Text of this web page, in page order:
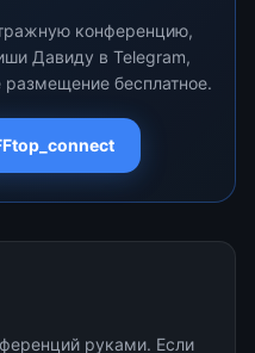
конференцию,
Давиду в Telegram,
бесплатное.
руками. Если